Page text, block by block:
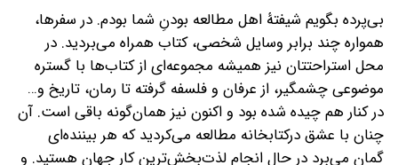
بی‌پرده بگویم شیفتۀ اهل مطالعه بودنِ شما بودم. در سفرها،
همواره چند برابر وسایل شخصی، کتاب همراه می‌بردید. در
محل استراحتتان نیز همیشه مجموعه‌ای از کتاب‌ها با گستره
موضوعی چشمگیر، از عرفان و فلسفه گرفته تا رمان، تاریخ و…
در کنار هم چیده شده بود و اکنون نیز همان‌گونه باقی است. آن
چنان با عشق درکتابخانه مطالعه می‌کردید که هر بیننده‌ای
گمان می‌برد در حال انجام لذت‌بخش‌ترین کار جهان هستید. و